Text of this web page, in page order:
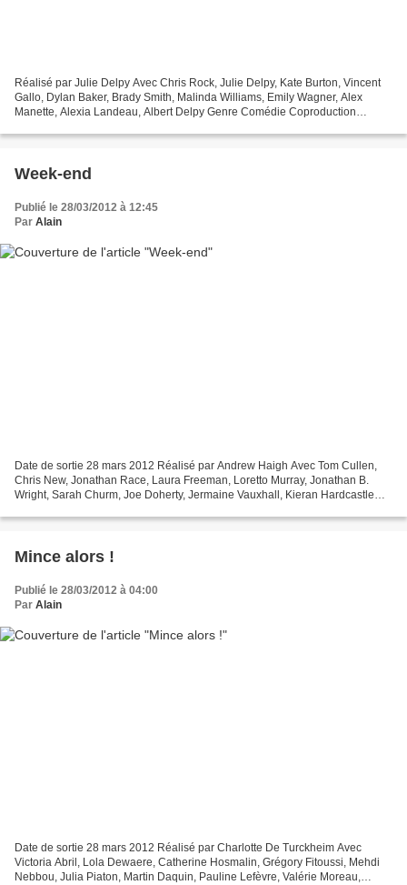
Réalisé par Julie Delpy Avec Chris Rock, Julie Delpy, Kate Burton, Vincent
Gallo, Dylan Baker, Brady Smith, Malinda Williams, Emily Wagner, Alex
Manette, Alexia Landeau, Albert Delpy Genre Comédie Coproduction
Week-end
Publié le 28/03/2012 à 12:45
Par Alain
Date de sortie 28 mars 2012 Réalisé par Andrew Haigh Avec Tom Cullen,
Chris New, Jonathan Race, Laura Freeman, Loretto Murray, Jonathan B.
Wright, Sarah Churm, Joe Doherty, Jermaine Vauxhall, Kieran Hardcastle
Mince alors !
Publié le 28/03/2012 à 04:00
Par Alain
Date de sortie 28 mars 2012 Réalisé par Charlotte De Turckheim Avec
Victoria Abril, Lola Dewaere, Catherine Hosmalin, Grégory Fitoussi, Mehdi
Nebbou, Julia Piaton, Martin Daquin, Pauline Lefèvre, Valérie Moreau,